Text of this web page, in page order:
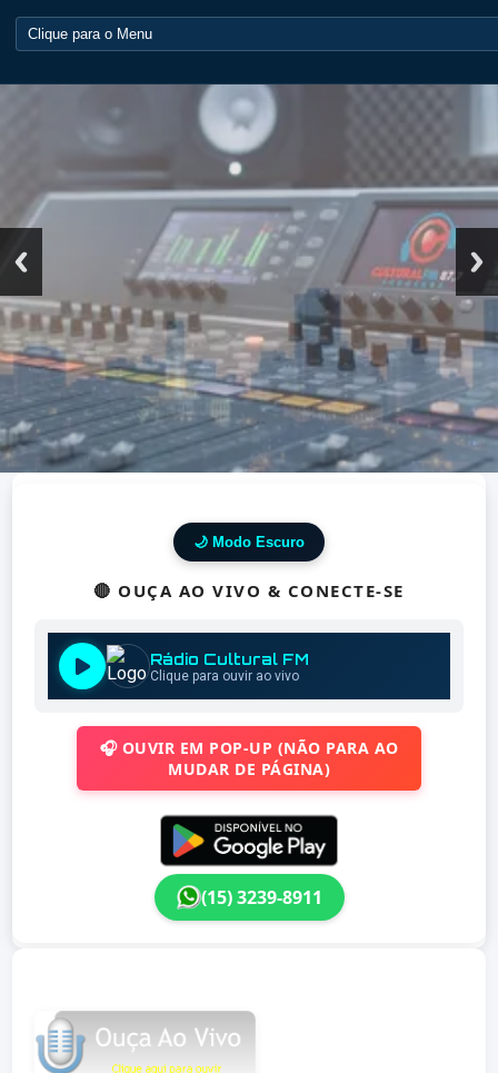
🌙 Modo Escuro
🔴 OUÇA AO VIVO & CONECTE-SE
🎧 OUVIR EM POP-UP (NÃO PARA AO
MUDAR DE PÁGINA)
(15) 3239-8911